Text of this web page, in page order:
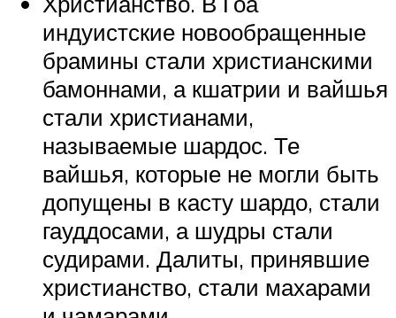
индуистские новообращенные
брамины стали христианскими
бамоннами, а кшатрии и вайшья
стали христианами,
называемые шардос. Те
вайшья, которые не могли быть
допущены в касту шардо, стали
гауддосами, а шудры стали
судирами. Далиты, принявшие
христианство, стали махарами